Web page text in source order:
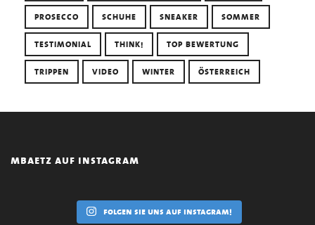
PROSECCO SCHUHE SNEAKER SOMMER
TESTIMONIAL THINK! TOP BEWERTUNG
TRIPPEN VIDEO WINTER ÖSTERREICH
mbaetz auf instagram
folgen sie uns auf instagram!